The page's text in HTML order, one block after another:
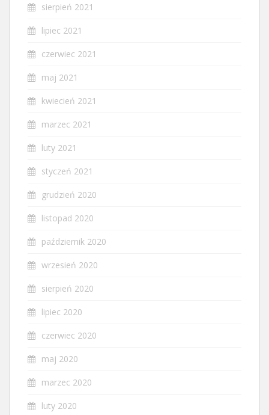
sierpień 2021
lipiec 2021
czerwiec 2021
maj 2021
kwiecień 2021
marzec 2021
luty 2021
styczeń 2021
grudzień 2020
listopad 2020
październik 2020
wrzesień 2020
sierpień 2020
lipiec 2020
czerwiec 2020
maj 2020
marzec 2020
luty 2020